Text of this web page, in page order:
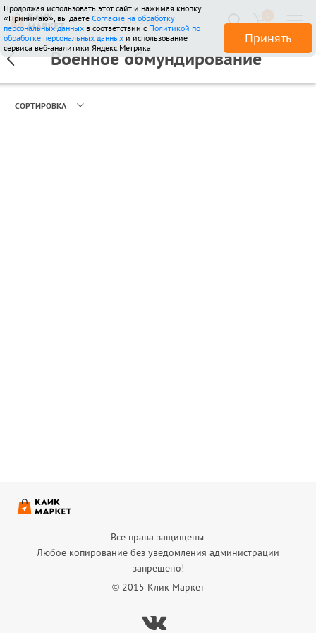
146 отзывов
Продолжая использовать этот сайт и нажимая кнопку
«Принимаю», вы даете Согласие на обработку
персональных данных в соответствии с Политикой по
обработке персональных данных и использование
сервиса веб-аналитики Яндекс.Метрика
Принять
Военное обмундирование
СОРТИРОВКА
Все права защищены.
Любое копирование без уведомления администрации
запрещено!
© 2015 Клик Маркет
Вконтакте